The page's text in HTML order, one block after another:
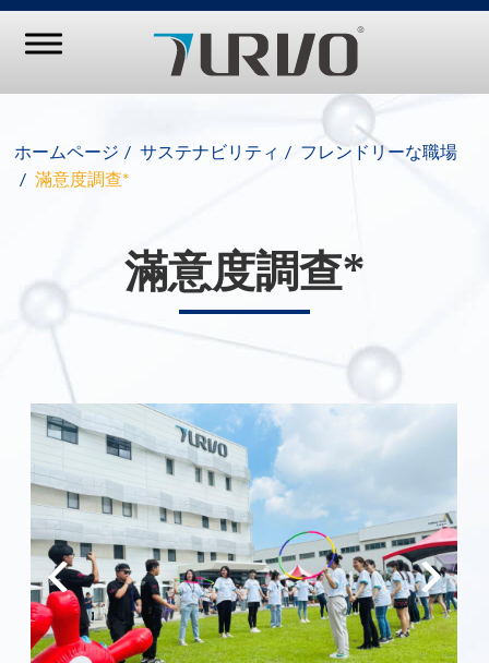
ホームページ サステナビリティ
フレンドリーな職場
滿意度調查*
滿意度調查*